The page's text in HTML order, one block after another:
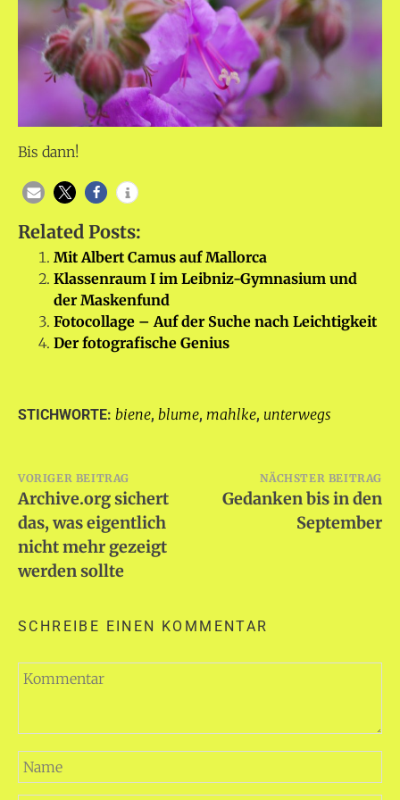
Bis dann!
Related Posts:
Mit Albert Camus auf Mallorca
Klassenraum I im Leibniz-Gymnasium und
der Maskenfund
Fotocollage – Auf der Suche nach Leichtigkeit
Der fotografische Genius
STICHWORTE: biene, blume, mahlke, unterwegs
Beitragsnavigation
VORIGER BEITRAG
Archive.org sichert
das, was eigentlich
nicht mehr gezeigt
werden sollte
NÄCHSTER BEITRAG
Gedanken bis in den
September
SCHREIBE EINEN KOMMENTAR